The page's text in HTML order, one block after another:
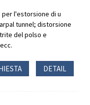
l'estorsione di u
tunnel; distorsione
del polso e
DETAIL